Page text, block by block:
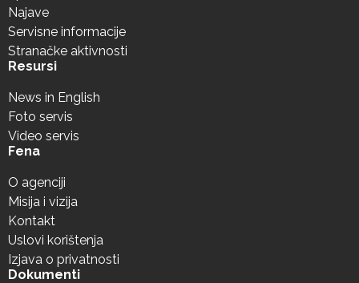
Najave
Servisne informacije
Stranačke aktivnosti
Resursi
News in English
Foto servis
Video servis
Fena
O agenciji
Misija i vizija
Kontakt
Uslovi korištenja
Izjava o privatnosti
Dokumenti